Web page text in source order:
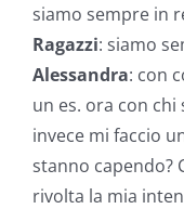
siamo sempre in
Ragazzi: siamo
Alessandra: con
un es. ora con chi
invece mi faccio
stanno capendo?
rivolta la mia